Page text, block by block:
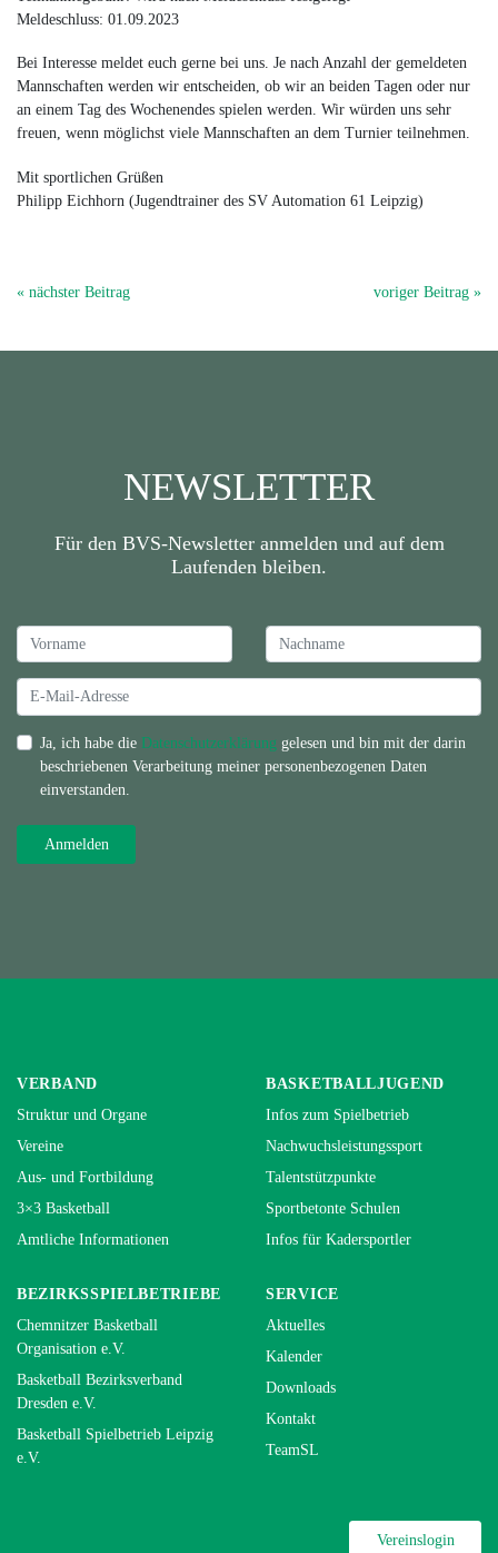
Meldeschluss: 01.09.2023
Bei Interesse meldet euch gerne bei uns. Je nach Anzahl der gemeldeten
Mannschaften werden wir entscheiden, ob wir an beiden Tagen oder nur
an einem Tag des Wochenendes spielen werden. Wir würden uns sehr
freuen, wenn möglichst viele Mannschaften an dem Turnier teilnehmen.
Mit sportlichen Grüßen
Philipp Eichhorn (Jugendtrainer des SV Automation 61 Leipzig)
« nächster Beitrag voriger Beitrag »
NEWSLETTER
Für den BVS-Newsletter anmelden und auf dem
Laufenden bleiben.
Ja, ich habe die Datenschutzerklärung gelesen und bin mit der darin
beschriebenen Verarbeitung meiner personenbezogenen Daten
einverstanden.
VERBAND
Struktur und Organe
Vereine
Aus- und Fortbildung
3×3 Basketball
Amtliche Informationen
BASKETBALLJUGEND
Infos zum Spielbetrieb
Nachwuchsleistungssport
Talentstützpunkte
Sportbetonte Schulen
Infos für Kadersportler
BEZIRKSSPIELBETRIEBE
Chemnitzer Basketball
Organisation e.V.
Basketball Bezirksverband
Dresden e.V.
Basketball Spielbetrieb Leipzig
e.V.
SERVICE
Aktuelles
Kalender
Downloads
Kontakt
TeamSL
Vereinslogin